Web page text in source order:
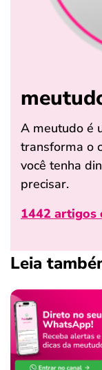
A meutudo é
transforma o
você tenha
precisar.
1442 artigos
Leia